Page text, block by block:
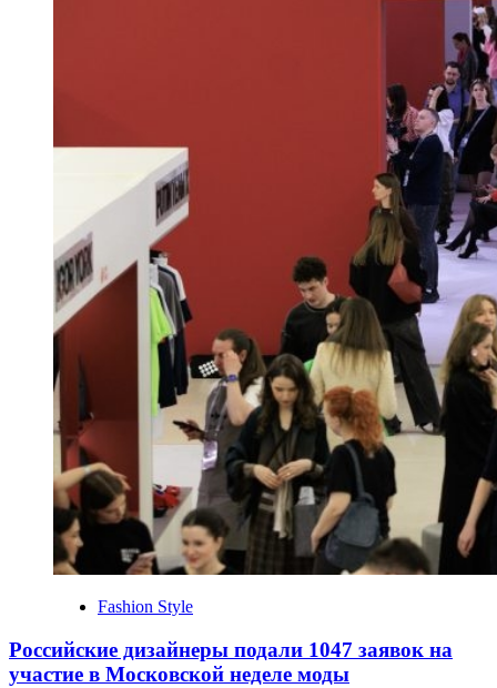
Fashion Style
Российские дизайнеры подали 1047 заявок на
участие в Московской неделе моды